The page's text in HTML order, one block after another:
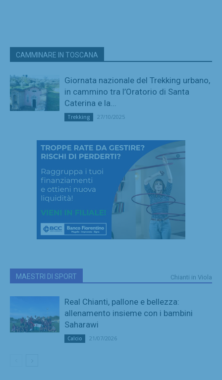
CAMMINARE IN TOSCANA
Giornata nazionale del Trekking urbano,
in cammino tra l’Oratorio di Santa
Caterina e la...
Trekking 27/10/2025
MAESTRI DI SPORT Chianti in Viola
Real Chianti, pallone e bellezza:
allenamento insieme con i bambini
Saharawi
Calcio 21/07/2026